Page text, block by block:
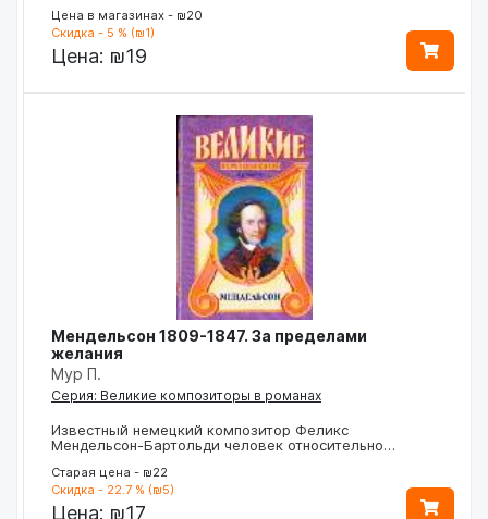
Цена в магазинах - ₪20
Скидка - 5 % (₪1)
Цена: ₪19
Мендельсон 1809-1847. За пределами
желания
Мур П.
Серия: Великие композиторы в романах
Известный немецкий композитор Феликс
Мендельсон-Бартольди человек относительно…
Старая цена - ₪22
Скидка - 22.7 % (₪5)
Цена: ₪17